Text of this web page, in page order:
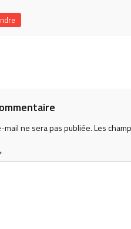
ne sera pas publiée.Les
*